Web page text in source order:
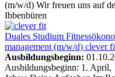
(m/w/d) Wir freuen uns auf
Ibbenbüren
Duales Studium
management (m/w/d) clever
Ausbildungsbeginn:
Ausbildungsbeginn: 1. April,